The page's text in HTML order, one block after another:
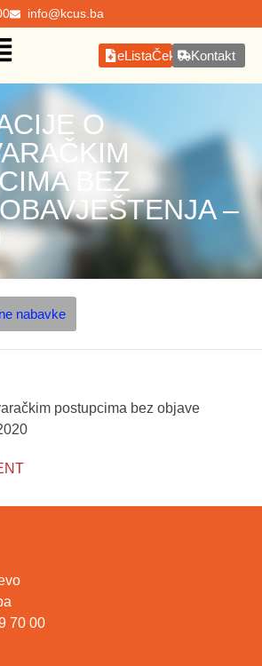
info@kcus.ba
eListaČekanjaKontakt
O
BEZ
–
nabavke
postupcima bez objave
70 00